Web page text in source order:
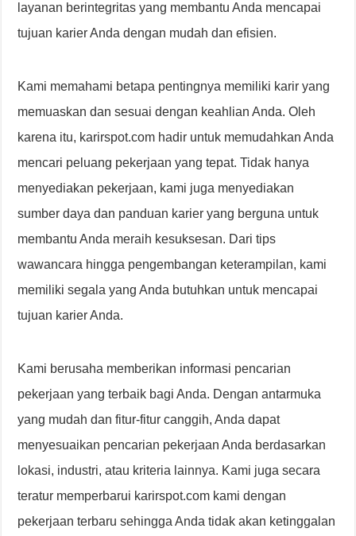
layanan berintegritas yang membantu Anda mencapai
tujuan karier Anda dengan mudah dan efisien.
Kami memahami betapa pentingnya memiliki karir yang
memuaskan dan sesuai dengan keahlian Anda. Oleh
karena itu, karirspot.com hadir untuk memudahkan Anda
mencari peluang pekerjaan yang tepat. Tidak hanya
menyediakan pekerjaan, kami juga menyediakan
sumber daya dan panduan karier yang berguna untuk
membantu Anda meraih kesuksesan. Dari tips
wawancara hingga pengembangan keterampilan, kami
memiliki segala yang Anda butuhkan untuk mencapai
tujuan karier Anda.
Kami berusaha memberikan informasi pencarian
pekerjaan yang terbaik bagi Anda. Dengan antarmuka
yang mudah dan fitur-fitur canggih, Anda dapat
menyesuaikan pencarian pekerjaan Anda berdasarkan
lokasi, industri, atau kriteria lainnya. Kami juga secara
teratur memperbarui karirspot.com kami dengan
pekerjaan terbaru sehingga Anda tidak akan ketinggalan